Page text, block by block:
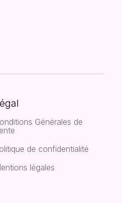
Générales de
de confidentialité
légales